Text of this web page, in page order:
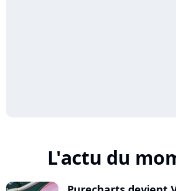
L'actu du